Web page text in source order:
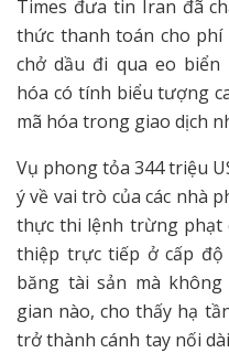
Times đưa tin Iran đã
thức thanh toán cho phí
chở dầu đi qua eo
hóa có tính biểu tượng
mã hóa trong giao dịch
Vụ phong tỏa 344 triệu
ý về vai trò của các nhà
thực thi lệnh trừng phạt
thiệp trực tiếp ở cấp
băng tài sản mà
gian nào, cho thấy hạ
trở thành cánh tay nối